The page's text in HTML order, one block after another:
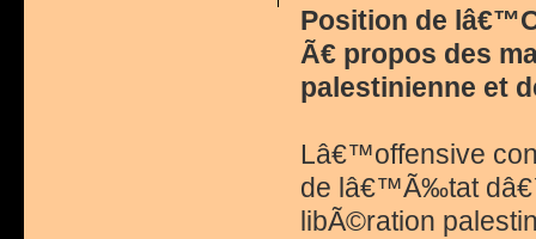
Position de
Ã€ propos des
palestinienne et
Lâ€™offensive
de lâ€™Ã‰tat
libÃ©ration